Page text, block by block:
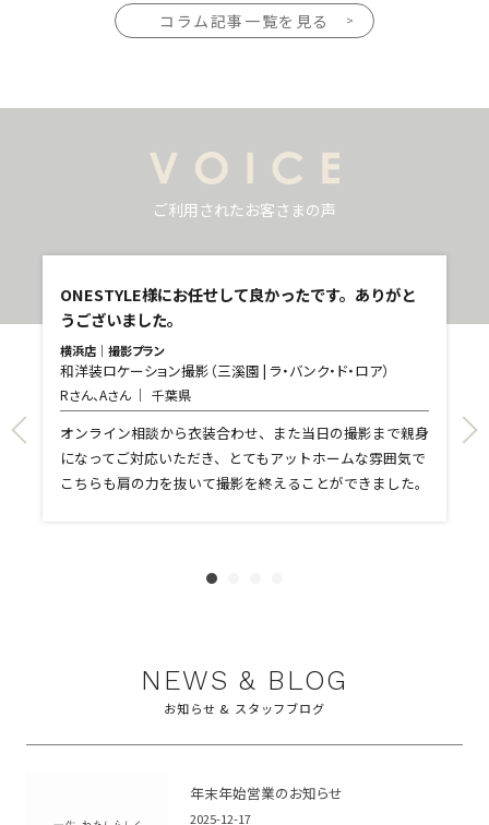
コラム記事一覧を見る
ご利用されたお客さまの声
ONESTYLE様にお任せして良かったです。ありがと
うございました。
横浜店｜撮影プラン
和洋装ロケーション撮影（三溪園 | ラ・バンク・ド・ロア）
Rさん、Aさん 千葉県
オンライン相談から衣装合わせ、また当日の撮影まで親身
になってご対応いただき、とてもアットホームな雰囲気で
こちらも肩の力を抜いて撮影を終えることができました。
NEWS & BLOG
お知らせ & スタッフブログ
年末年始営業のお知らせ
2025-12-17